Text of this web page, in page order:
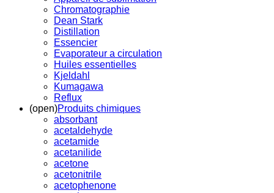
Chromatographie
Dean Stark
Distillation
Essencier
Evaporateur a circulation
Huiles essentielles
Kjeldahl
Kumagawa
Reflux
(open)Produits chimiques
absorbant
acetaldehyde
acetamide
acetanilide
acetone
acetonitrile
acetophenone